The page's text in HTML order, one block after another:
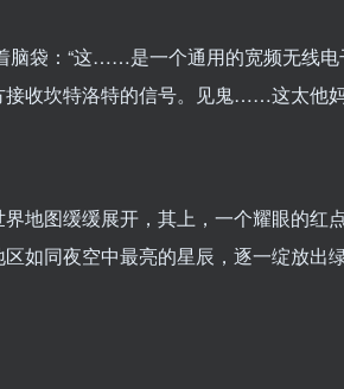
袋：“这……是一个通用的宽频无线
收坎特洛特的信号。见鬼……这太他
地图缓缓展开，其上，一个耀眼的红
如同夜空中最亮的星辰，逐一绽放出